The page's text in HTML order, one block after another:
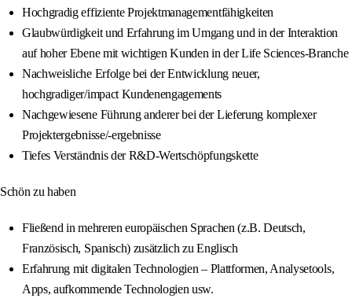
Hochgradig effiziente Projektmanagementfähigkeiten
Glaubwürdigkeit und Erfahrung im Umgang und in der Interaktion
auf hoher Ebene mit wichtigen Kunden in der Life Sciences-Branche
Nachweisliche Erfolge bei der Entwicklung neuer,
hochgradiger/impact Kundenengagements
Nachgewiesene Führung anderer bei der Lieferung komplexer
Projektergebnisse/-ergebnisse
Tiefes Verständnis der R&D-Wertschöpfungskette
Schön zu haben
Fließend in mehreren europäischen Sprachen (z.B. Deutsch,
Französisch, Spanisch) zusätzlich zu Englisch
Erfahrung mit digitalen Technologien – Plattformen, Analysetools,
Apps, aufkommende Technologien usw.